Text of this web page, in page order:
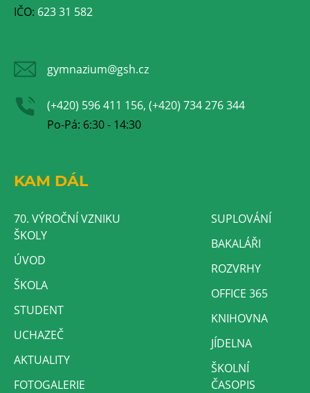
IČO: 623 31 582
gymnazium@gsh.cz
(+420) 596 411 156, (+420) 734 276 344
Po-Pá: 6:30 - 14:30
KAM DÁL
70. VÝROČNÍ VZNIKU
ŠKOLY
ÚVOD
ŠKOLA
STUDENT
UCHAZEČ
AKTUALITY
FOTOGALERIE
SUPLOVÁNÍ
BAKALÁŘI
ROZVRHY
OFFICE 365
KNIHOVNA
JÍDELNA
ŠKOLNÍ
ČASOPIS